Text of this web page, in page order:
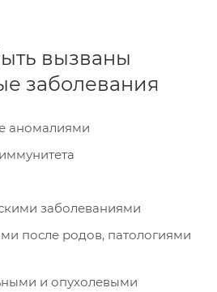
вызваны
заболевания
аномалиями
заболеваниями
после родов, патологиями
и опухолевыми